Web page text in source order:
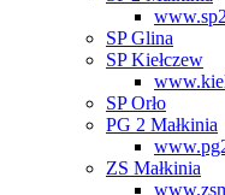
SP Glina
SP Kiełczew
SP Orło
PG 2 Małkinia
ZS Małkinia